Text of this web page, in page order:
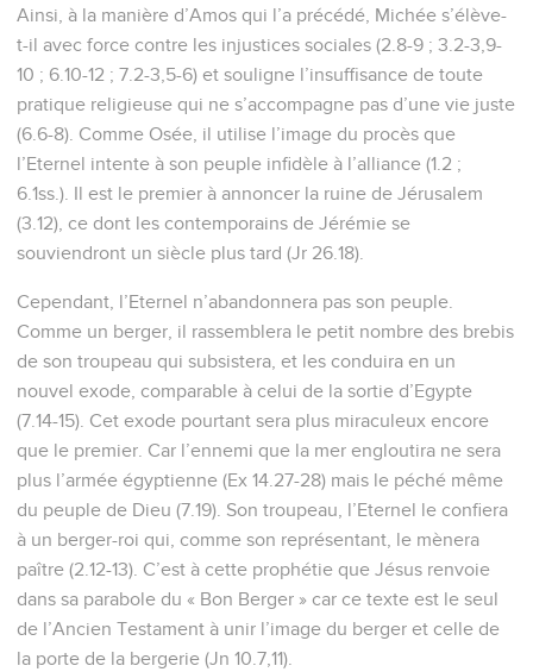
Ainsi, à la manière d’Amos qui l’a précédé, Michée s’élève-
t-il avec force contre les injustices sociales (2.8-9 ; 3.2-3,9-
10 ; 6.10-12 ; 7.2-3,5-6) et souligne l’insuffisance de toute
pratique religieuse qui ne s’accompagne pas d’une vie juste
(6.6-8). Comme Osée, il utilise l’image du procès que
l’Eternel intente à son peuple infidèle à l’alliance (1.2 ;
6.1ss.). Il est le premier à annoncer la ruine de Jérusalem
(3.12), ce dont les contemporains de Jérémie se
souviendront un siècle plus tard (Jr 26.18).
Cependant, l’Eternel n’abandonnera pas son peuple.
Comme un berger, il rassemblera le petit nombre des brebis
de son troupeau qui subsistera, et les conduira en un
nouvel exode, comparable à celui de la sortie d’Egypte
(7.14-15). Cet exode pourtant sera plus miraculeux encore
que le premier. Car l’ennemi que la mer engloutira ne sera
plus l’armée égyptienne (Ex 14.27-28) mais le péché même
du peuple de Dieu (7.19). Son troupeau, l’Eternel le confiera
à un berger-roi qui, comme son représentant, le mènera
paître (2.12-13). C’est à cette prophétie que Jésus renvoie
dans sa parabole du « Bon Berger » car ce texte est le seul
de l’Ancien Testament à unir l’image du berger et celle de
la porte de la bergerie (Jn 10.7,11).